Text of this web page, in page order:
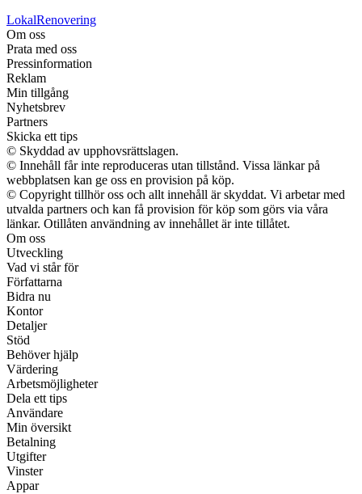
LokalRenovering
Om oss
Prata med oss
Pressinformation
Reklam
Min tillgång
Nyhetsbrev
Partners
Skicka ett tips
© Skyddad av upphovsrättslagen.
© Innehåll får inte reproduceras utan tillstånd. Vissa länkar på
webbplatsen kan ge oss en provision på köp.
© Copyright tillhör oss och allt innehåll är skyddat. Vi arbetar med
utvalda partners och kan få provision för köp som görs via våra
länkar. Otillåten användning av innehållet är inte tillåtet.
Om oss
Utveckling
Vad vi står för
Författarna
Bidra nu
Kontor
Detaljer
Stöd
Behöver hjälp
Värdering
Arbetsmöjligheter
Dela ett tips
Användare
Min översikt
Betalning
Utgifter
Vinster
Appar